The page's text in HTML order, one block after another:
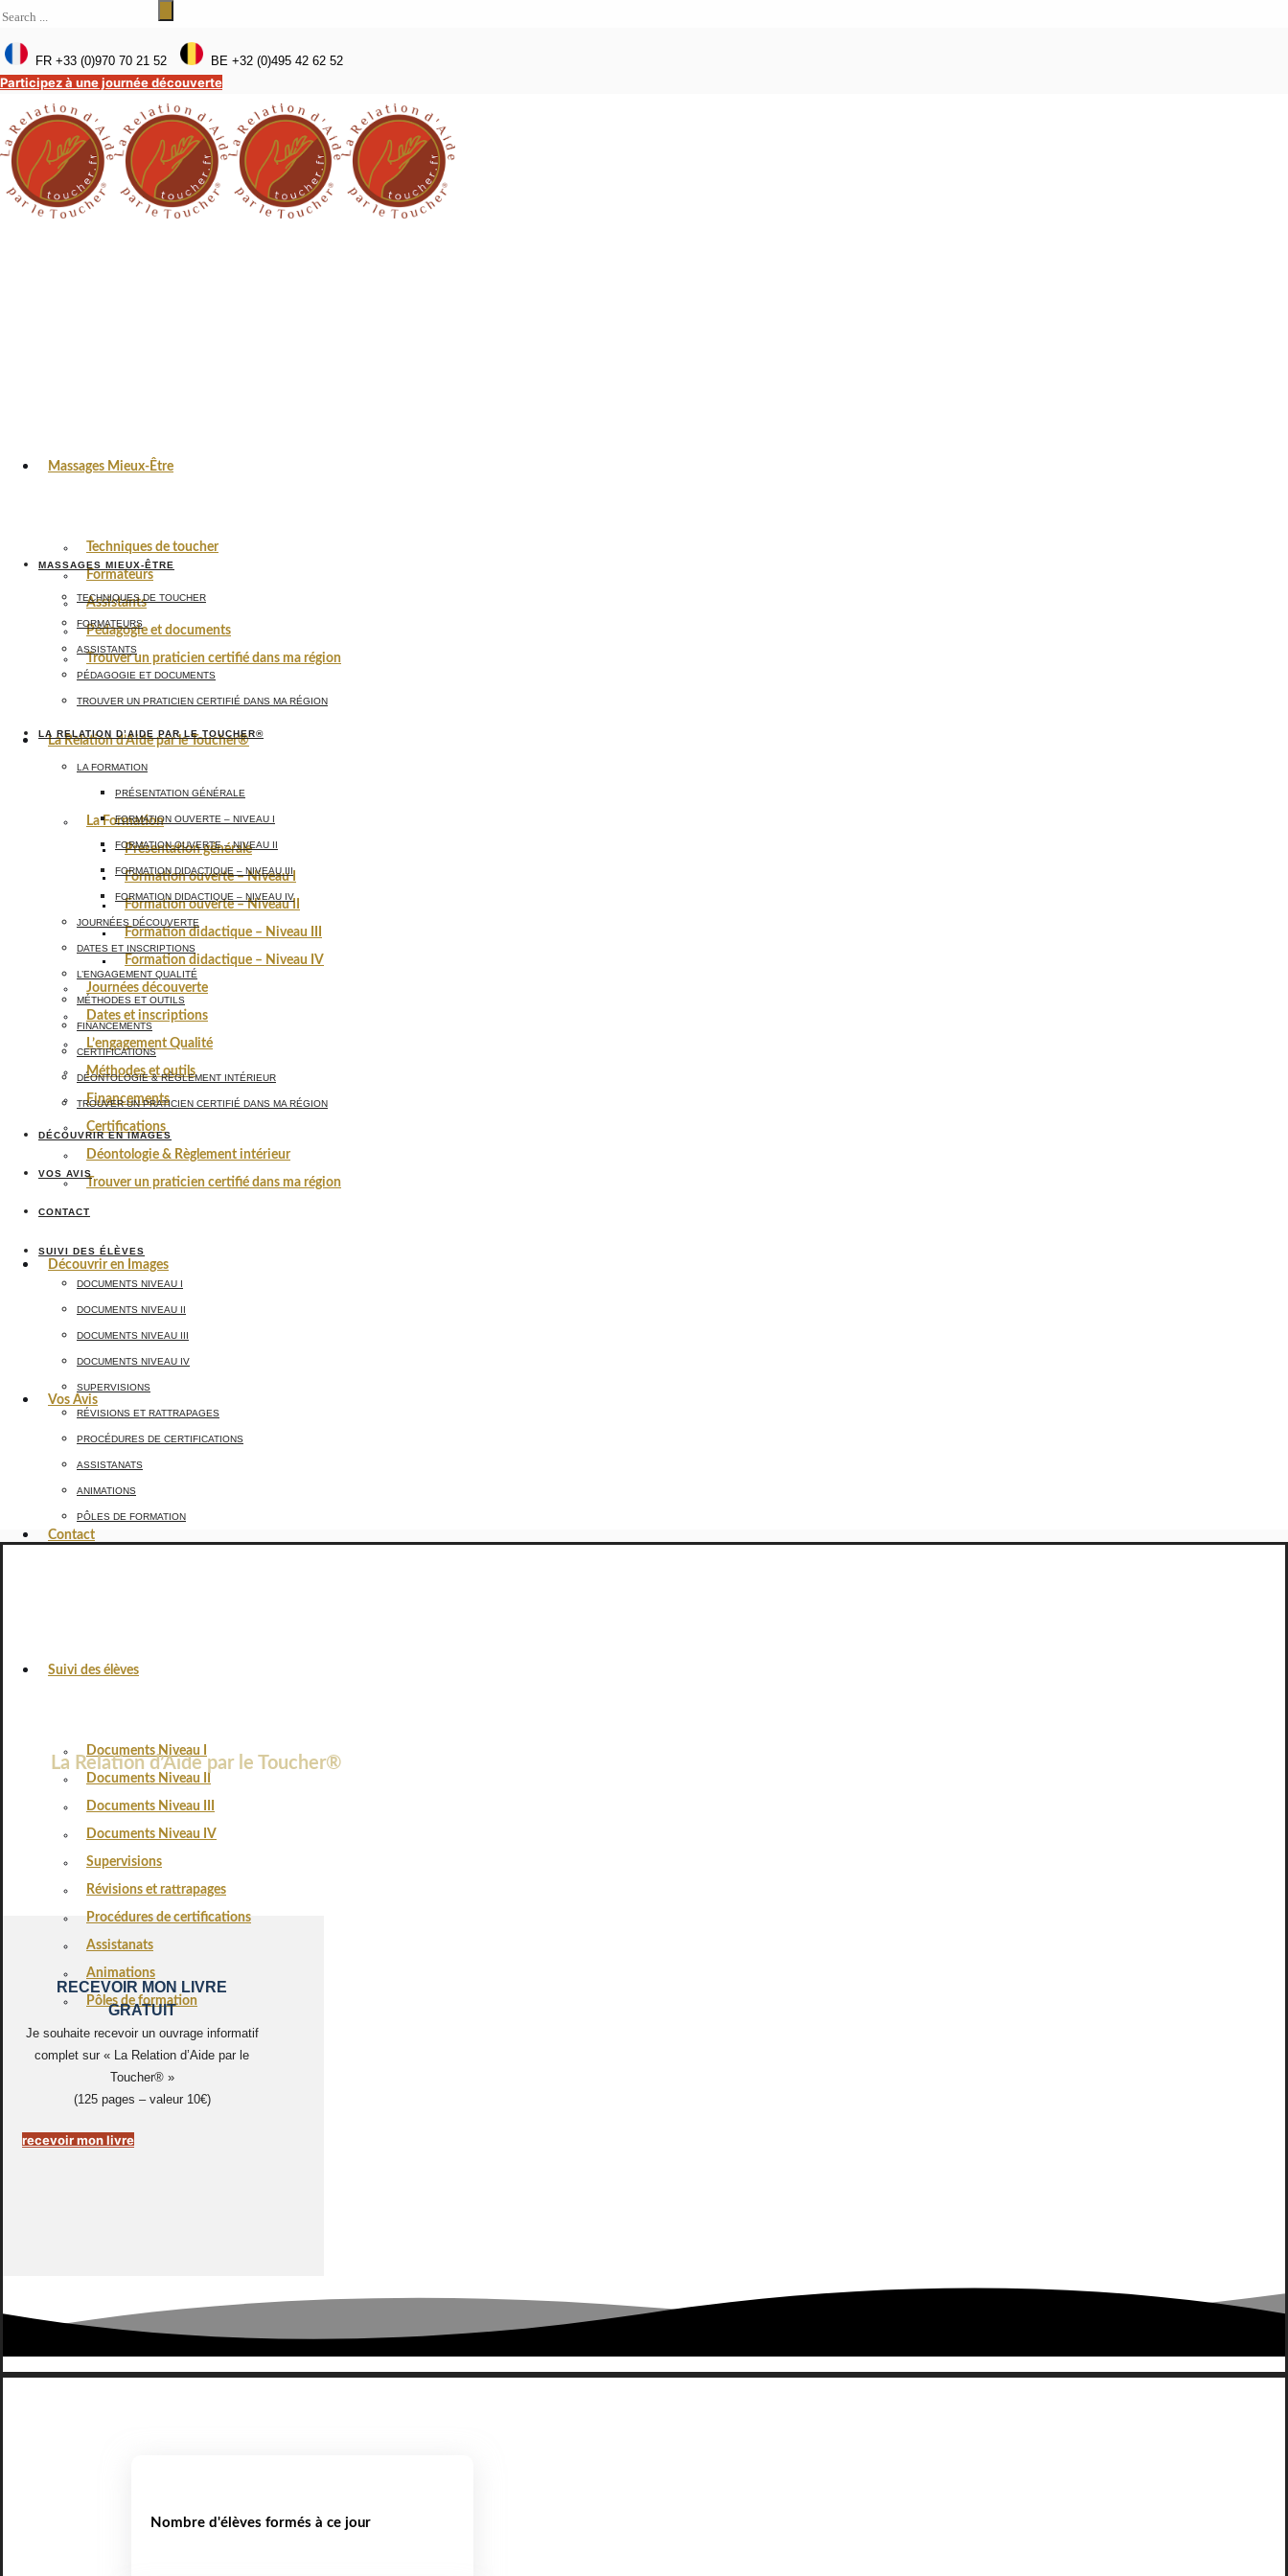
FR +33 (0)970 70 21 52 BE +32 (0)495 42 62 52
Participez à une journée découverte
Massages Mieux-Être
Techniques de toucher
Formateurs
Assistants
Pédagogie et documents
Trouver un praticien certifié dans ma région
La Relation d’Aide par le Toucher®
La Formation
Présentation générale
Formation ouverte – Niveau I
Formation ouverte – Niveau II
Formation didactique – Niveau III
Formation didactique – Niveau IV
Journées découverte
Dates et inscriptions
L’engagement Qualité
Méthodes et outils
Financements
Certifications
Déontologie & Règlement intérieur
Trouver un praticien certifié dans ma région
Découvrir en Images
Vos Avis
Contact
Suivi des élèves
Documents Niveau I
Documents Niveau II
Documents Niveau III
Documents Niveau IV
Supervisions
Révisions et rattrapages
Procédures de certifications
Assistanats
Animations
Pôles de formation
MASSAGES MIEUX-ÊTRE
TECHNIQUES DE TOUCHER
FORMATEURS
ASSISTANTS
PÉDAGOGIE ET DOCUMENTS
TROUVER UN PRATICIEN CERTIFIÉ DANS MA RÉGION
LA RELATION D’AIDE PAR LE TOUCHER®
LA FORMATION
PRÉSENTATION GÉNÉRALE
FORMATION OUVERTE – NIVEAU I
FORMATION OUVERTE – NIVEAU II
FORMATION DIDACTIQUE – NIVEAU III
FORMATION DIDACTIQUE – NIVEAU IV
JOURNÉES DÉCOUVERTE
DATES ET INSCRIPTIONS
L’ENGAGEMENT QUALITÉ
MÉTHODES ET OUTILS
FINANCEMENTS
CERTIFICATIONS
DÉONTOLOGIE & RÈGLEMENT INTÉRIEUR
TROUVER UN PRATICIEN CERTIFIÉ DANS MA RÉGION
DÉCOUVRIR EN IMAGES
VOS AVIS
CONTACT
SUIVI DES ÉLÈVES
DOCUMENTS NIVEAU I
DOCUMENTS NIVEAU II
DOCUMENTS NIVEAU III
DOCUMENTS NIVEAU IV
SUPERVISIONS
RÉVISIONS ET RATTRAPAGES
PROCÉDURES DE CERTIFICATIONS
ASSISTANATS
ANIMATIONS
PÔLES DE FORMATION
La Relation d’Aide par le Toucher®
RECEVOIR MON LIVRE
GRATUIT
Je souhaite recevoir un ouvrage informatif
complet sur « La Relation d’Aide par le
Toucher® »
(125 pages – valeur 10€)
recevoir mon livre
Nombre d'élèves formés à ce jour